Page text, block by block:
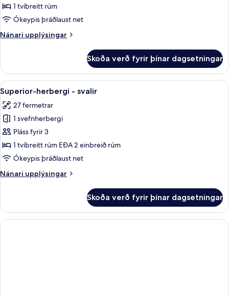
1 tvíbreitt rúm
Ókeypis þráðlaust net
Nánari upplýsingar
Nánari
Skoða verð fyrir þínar dagsetningar
Skoða
allar
myndir
fyrir
Superior-
herbergi
-
Ofnæmisprófaður sængurfatnaður,
10
Superior-herbergi - svalir
27 fermetrar
1 svefnherbergi
Pláss fyrir 3
1 tvíbreitt rúm EÐA 2 einbreið rúm
Ókeypis þráðlaust net
Nánari upplýsingar
Nánari
herbergi
svalir
Skoða verð fyrir þínar dagsetningar